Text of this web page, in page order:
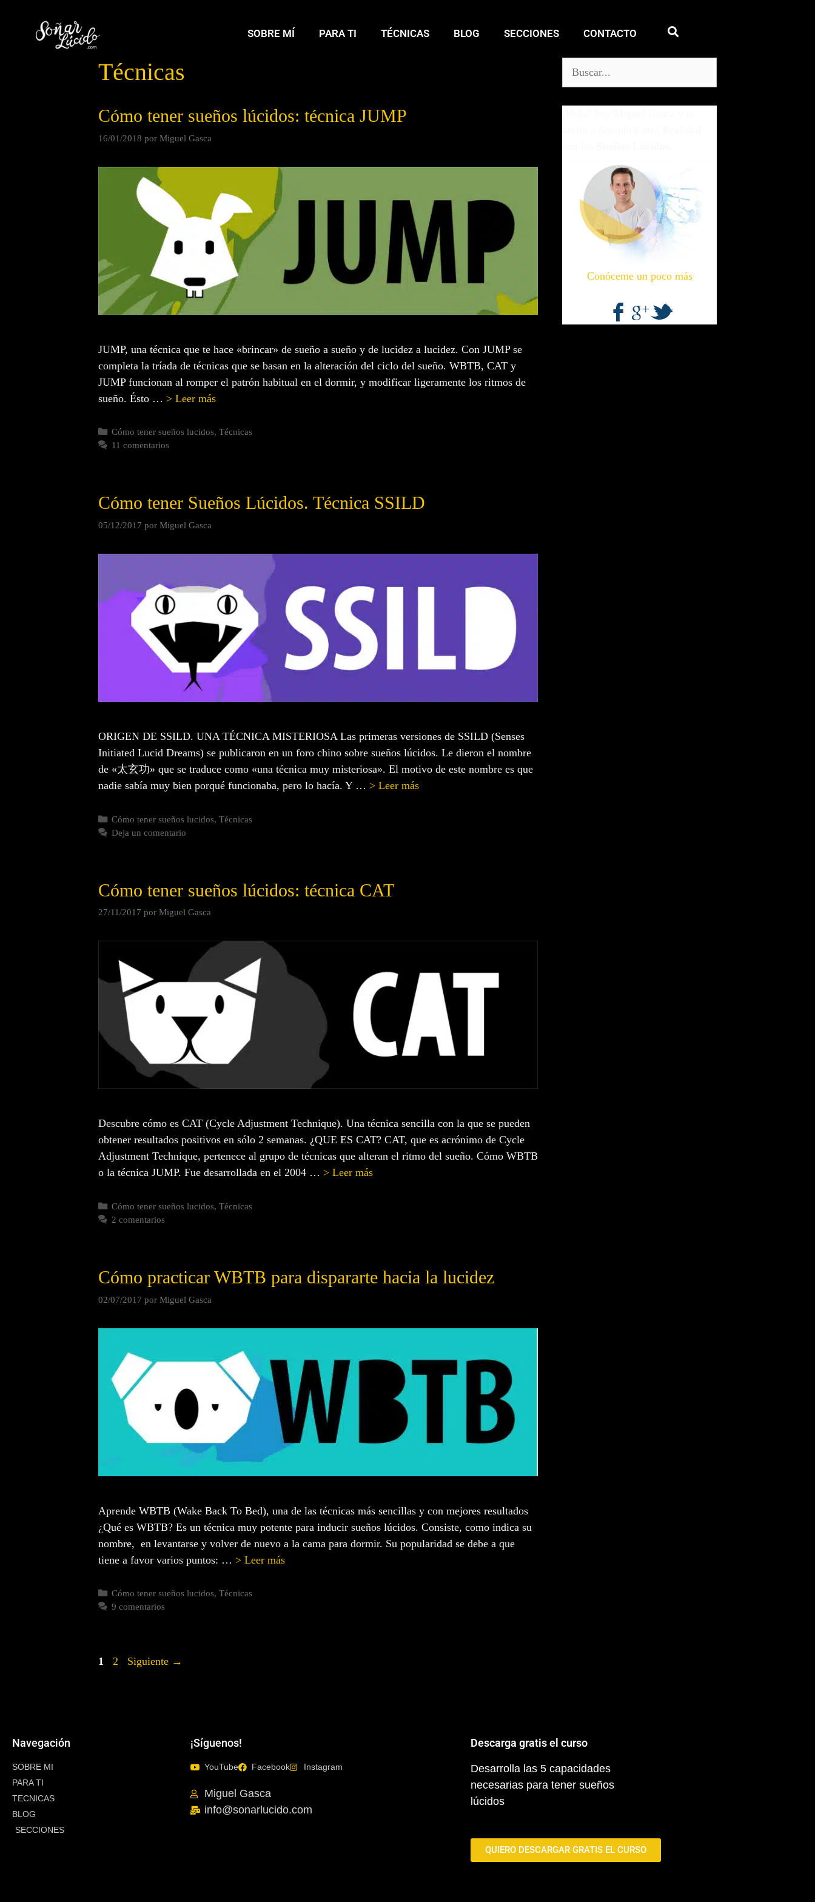
SOBRE MÍ PARA TI TÉCNICAS BLOG SECCIONES CONTACTO
Técnicas
Cómo tener sueños lúcidos: técnica JUMP
16/01/2018 por Miguel Gasca
JUMP, una técnica que te hace «brincar» de sueño a sueño y de lucidez a lucidez. Con JUMP se
completa la tríada de técnicas que se basan en la alteración del ciclo del sueño. WBTB, CAT y
JUMP funcionan al romper el patrón habitual en el dormir, y modificar ligeramente los ritmos de
sueño. Ésto … > Leer más
Cómo tener sueños lucidos,Técnicas
11 comentarios
Cómo tener Sueños Lúcidos. Técnica SSILD
05/12/2017 por Miguel Gasca
ORIGEN DE SSILD. UNA TÉCNICA MISTERIOSA Las primeras versiones de SSILD (Senses
Initiated Lucid Dreams) se publicaron en un foro chino sobre sueños lúcidos. Le dieron el nombre
de «太玄功» que se traduce como «una técnica muy misteriosa». El motivo de este nombre es que
nadie sabía muy bien porqué funcionaba, pero lo hacía. Y … > Leer más
Cómo tener sueños lucidos,Técnicas
Deja un comentario
Cómo tener sueños lúcidos: técnica CAT
27/11/2017 por Miguel Gasca
Descubre cómo es CAT (Cycle Adjustment Technique). Una técnica sencilla con la que se pueden
obtener resultados positivos en sólo 2 semanas. ¿QUE ES CAT? CAT, que es acrónimo de Cycle
Adjustment Technique, pertenece al grupo de técnicas que alteran el ritmo del sueño. Cómo WBTB
o la técnica JUMP. Fue desarrollada en el 2004 … > Leer más
Cómo tener sueños lucidos,Técnicas
2 comentarios
Cómo practicar WBTB para dispararte hacia la lucidez
02/07/2017 por Miguel Gasca
Aprende WBTB (Wake Back To Bed), una de las técnicas más sencillas y con mejores resultados
¿Qué es WBTB? Es un técnica muy potente para inducir sueños lúcidos. Consiste, como indica su
nombre, en levantarse y volver de nuevo a la cama para dormir. Su popularidad se debe a que
tiene a favor varios puntos: … > Leer más
Cómo tener sueños lucidos,Técnicas
9 comentarios
1 2 Siguiente →
Conóceme un poco más
Navegación
SOBRE MI
PARA TI
TECNICAS
BLOG
SECCIONES
¡Síguenos!
YouTube Facebook Instagram
Miguel Gasca
info@sonarlucido.com
Descarga gratis el curso
Desarrolla las 5 capacidades
necesarias para tener sueños
lúcidos
QUIERO DESCARGAR GRATIS EL CURSO